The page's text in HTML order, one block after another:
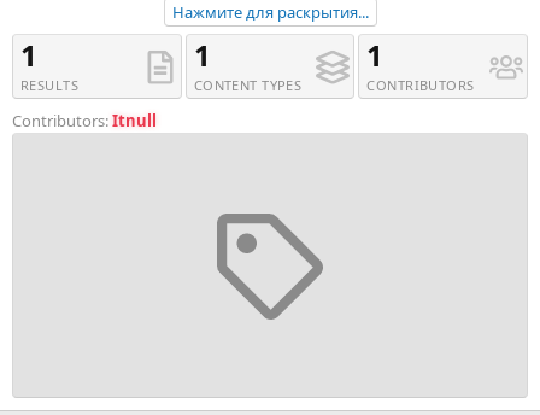
Recent tagged content includes Тема 'Atlas Business
Directory Listing - NULLED'.
Нажмите для раскрытия...
1
RESULTS
1
CONTENT TYPES
1
CONTRIBUTORS
Contributors:Itnull